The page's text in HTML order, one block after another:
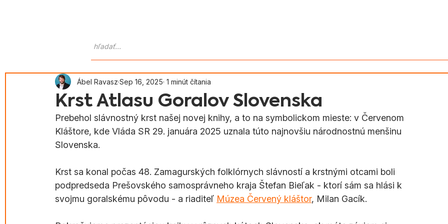
Krst Atlasu Goralov Slovenska
Ábel Ravasz Sep 16, 2025 1 minút čítania
Prebehol slávnostný krst našej novej knihy, a to na symbolickom mieste: v Červenom
Kláštore, kde Vláda SR 29. januára 2025 uznala túto najnovšiu národnostnú menšinu
Slovenska.
Krst sa konal počas 48. Zamagurských folklórnych slávností a krstnými otcami boli
podpredseda Prešovského samosprávneho kraja Štefan Bieľak - ktorí sám sa hlási k
svojmu goralskému pôvodu - a riaditeľ Múzea Červený kláštor, Milan Gacík.